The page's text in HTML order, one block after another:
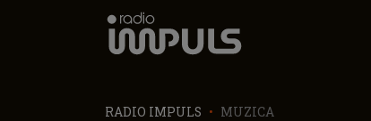
Radio Impuls
RADIO IMPULS MUZICA